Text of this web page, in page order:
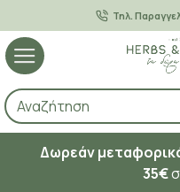
Τηλ.
Δωρεάν
35€